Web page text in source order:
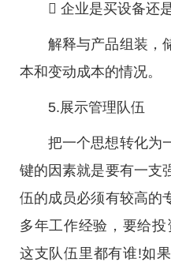
 企业是买设备还
解释与产品组装，
本和变动成本的情况。
5.展示管理队伍
把一个思想转化为
键的因素就是要有一支
伍的成员必须有较高的
多年工作经验，要给投
这支队伍里都有谁!如